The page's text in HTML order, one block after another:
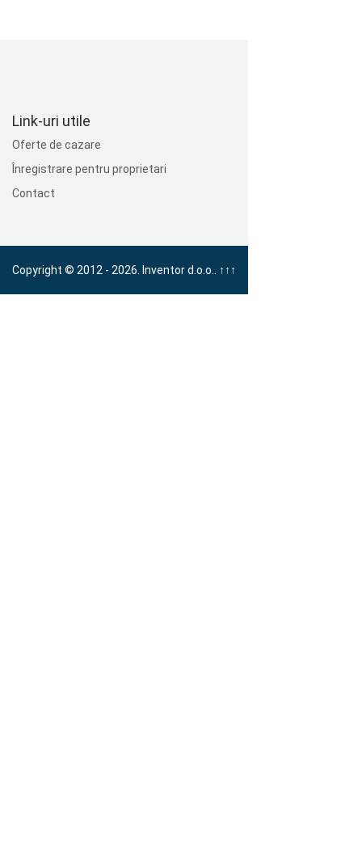
Link-uri utile
Oferte de cazare
Înregistrare pentru proprietari
Contact
Copyright © 2012 - 2026. Inventor d.o.o.. ↑↑↑